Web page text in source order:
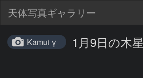
天体写真ギャラリー
Kamui γ 1月9日の木星